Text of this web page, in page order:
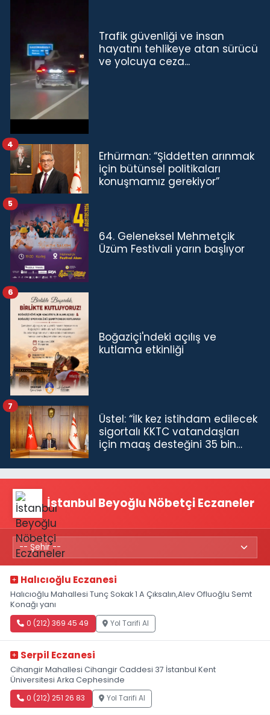
Trafik güvenliği ve insan
hayatını tehlikeye atan sürücü
ve yolcuya ceza...
Erhürman: “Şiddetten arınmak
için bütünsel politikaları
konuşmamız gerekiyor”
4
64. Geleneksel Mehmetçik
Üzüm Festivali yarın başlıyor
5
Boğaziçi'ndeki açılış ve
kutlama etkinliği
6
Üstel: “İlk kez istihdam edilecek
sigortalı KKTC vatandaşları
için maaş desteğini 35 bin
7
İstanbul Beyoğlu Nöbetçi Eczaneler
Halıcıoğlu Eczanesi
Halıcıoğlu Mahallesi Tunç Sokak 1 A Çıksalın,Alev Ofluoğlu Semt
Konağı yanı
0 (212) 369 45 49 Yol Tarifi Al
Serpil Eczanesi
Cihangir Mahallesi Cihangir Caddesi 37 İstanbul Kent
Üniversitesi Arka Cephesinde
0 (212) 251 26 83 Yol Tarifi Al